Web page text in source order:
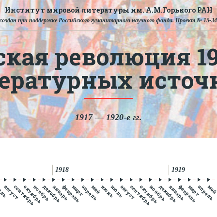
Институт мировой литературы им. А.М.Горького РАН
при поддержке Российского гуманитарного научного фонда. Проект № 15-
революция
1917 — 1920-е гг.
августсентябрь
октябрь
ноябрьдекабрь
январь
1918
февраль
мартапрель
майиюньиюльавгустсентябрь
октябрь
ноябрьдекабрь
январь
1919
февраль
мартапрель